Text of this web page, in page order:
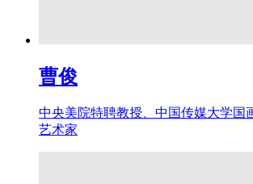
曹俊
中央美院特聘教授、中国传媒大学国
艺术家